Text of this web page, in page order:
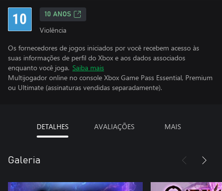
10 ANOS
Violência
Os fornecedores de jogos iniciados por você recebem acesso às
suas informações de perfil do Xbox e aos dados associados
enquanto você joga. Saiba mais
Multijogador online no console Xbox Game Pass Essential, Premium
ou Ultimate (assinaturas vendidas separadamente).
DETALHES AVALIAÇÕES MAIS
Galeria